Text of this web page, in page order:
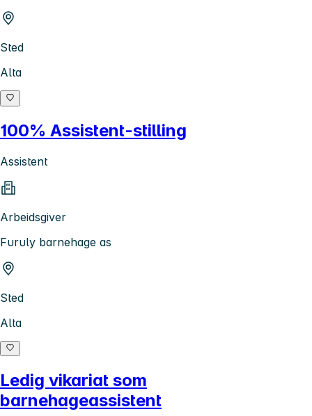
Sted
Alta
100% Assistent-stilling
Assistent
Arbeidsgiver
Furuly barnehage as
Sted
Alta
Ledig vikariat som
barnehageassistent